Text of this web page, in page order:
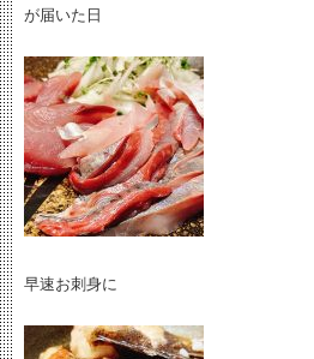
が届いた日
早速お刺身に